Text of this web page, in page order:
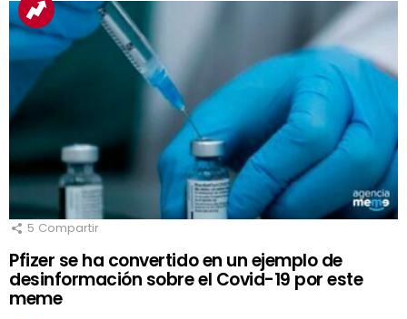
5 Compartir
Pfizer se ha convertido en un ejemplo de
desinformación sobre el Covid-19 por este
meme